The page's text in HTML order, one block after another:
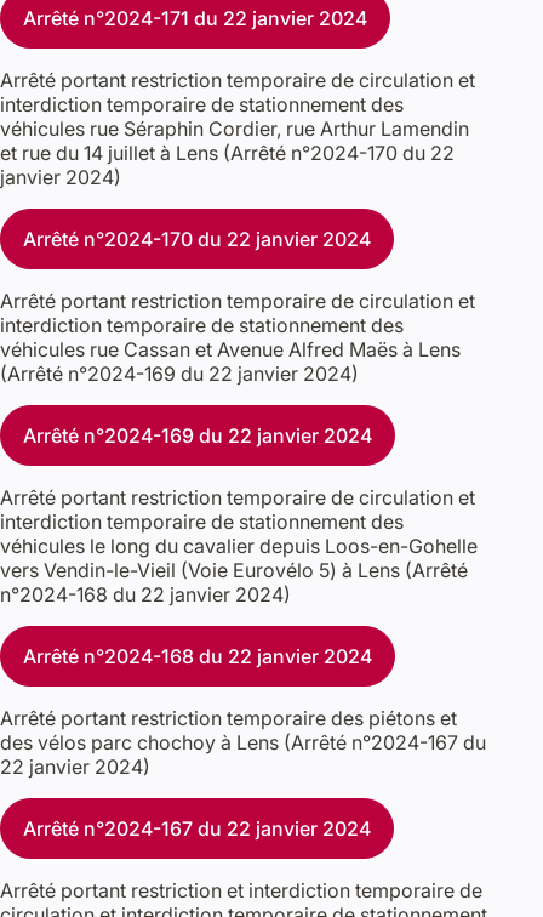
Arrêté n°2024-171 du 22 janvier 2024
Arrêté portant restriction temporaire de circulation et
interdiction temporaire de stationnement des
véhicules rue Séraphin Cordier, rue Arthur Lamendin
et rue du 14 juillet à Lens (Arrêté n°2024-170 du 22
janvier 2024)
Arrêté n°2024-170 du 22 janvier 2024
Arrêté portant restriction temporaire de circulation et
interdiction temporaire de stationnement des
véhicules rue Cassan et Avenue Alfred Maës à Lens
(Arrêté n°2024-169 du 22 janvier 2024)
Arrêté n°2024-169 du 22 janvier 2024
Arrêté portant restriction temporaire de circulation et
interdiction temporaire de stationnement des
véhicules le long du cavalier depuis Loos-en-Gohelle
vers Vendin-le-Vieil (Voie Eurovélo 5) à Lens (Arrêté
n°2024-168 du 22 janvier 2024)
Arrêté n°2024-168 du 22 janvier 2024
Arrêté portant restriction temporaire des piétons et
des vélos parc chochoy à Lens (Arrêté n°2024-167 du
22 janvier 2024)
Arrêté n°2024-167 du 22 janvier 2024
Arrêté portant restriction et interdiction temporaire de